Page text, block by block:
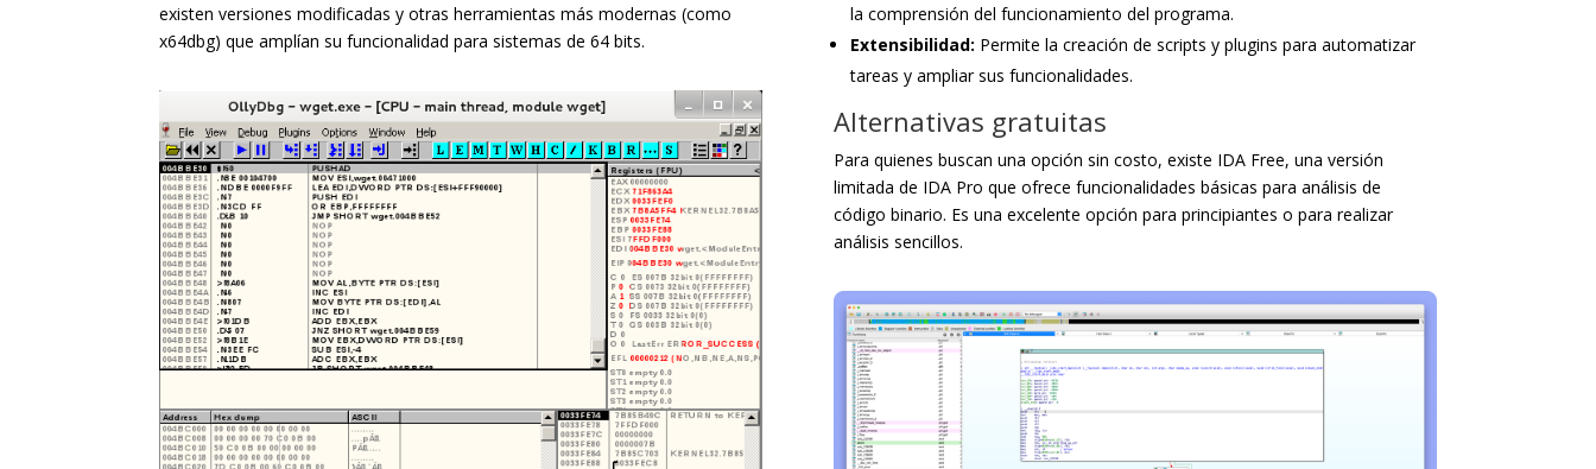
existen versiones modificadas y otras herramientas más modernas (como
x64dbg) que amplían su funcionalidad para sistemas de 64 bits.
la comprensión del funcionamiento del programa.
Extensibilidad: Permite la creación de scripts y plugins para automatizar
tareas y ampliar sus funcionalidades.
Alternativas gratuitas
Para quienes buscan una opción sin costo, existe IDA Free, una versión
limitada de IDA Pro que ofrece funcionalidades básicas para análisis de
código binario. Es una excelente opción para principiantes o para realizar
análisis sencillos.